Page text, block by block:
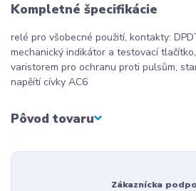
Kompletné špecifikácie
relé pro všobecné použití, kontakty:
mechanický indikátor a testovací
varistorem pro ochranu proti pulsům,
napěítí cívky AC6
Pôvod tovaru
Zákaznícka